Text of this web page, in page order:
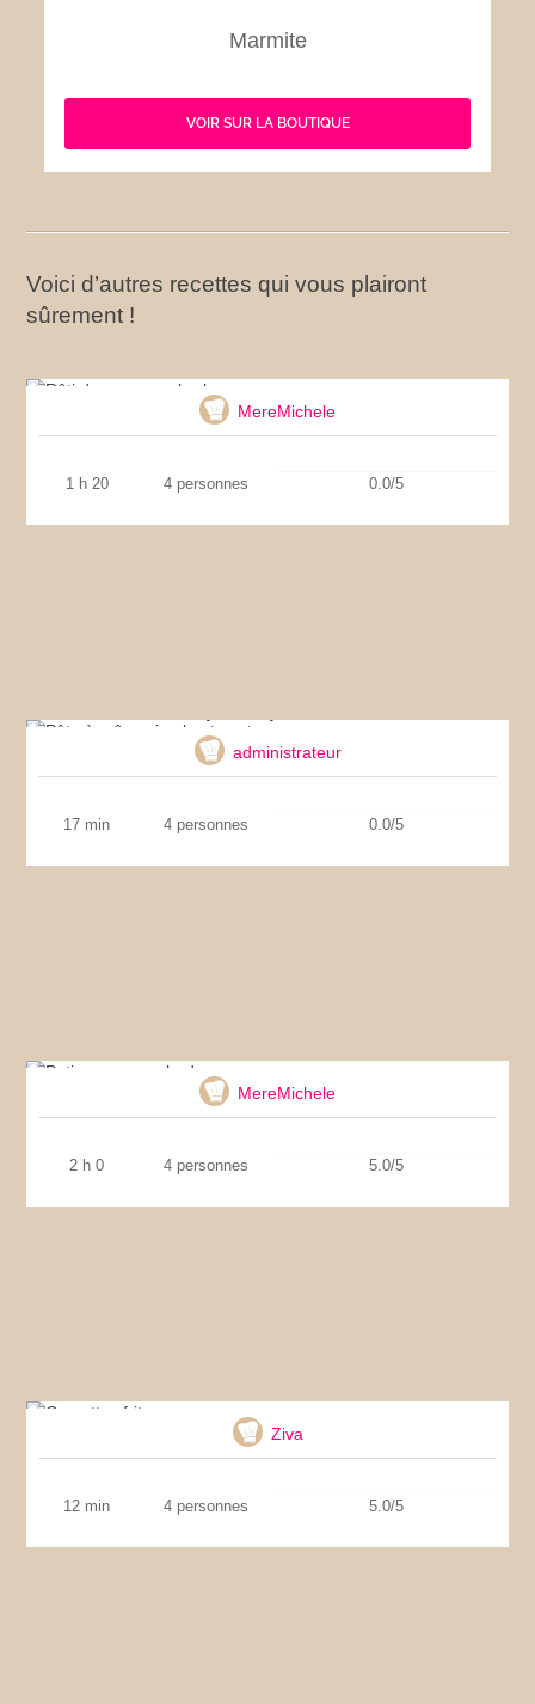
Marmite
VOIR SUR LA BOUTIQUE
Voici d’autres recettes qui vous plairont
sûrement !
MereMichele
1 h 20 4 personnes 0.0/5
administrateur
17 min 4 personnes 0.0/5
MereMichele
2 h 0 4 personnes 5.0/5
Ziva
12 min 4 personnes 5.0/5